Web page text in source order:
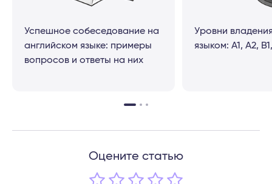
Успешное собеседование на
английском языке: примеры
вопросов и ответы на них
Уровни
языком: A1, A2,
Оцените статью